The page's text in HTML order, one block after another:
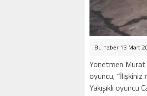
Bu haber 13 Mart
Yönetmen Murat
oyuncu, “İlişkiniz
Yakışıklı oyuncu